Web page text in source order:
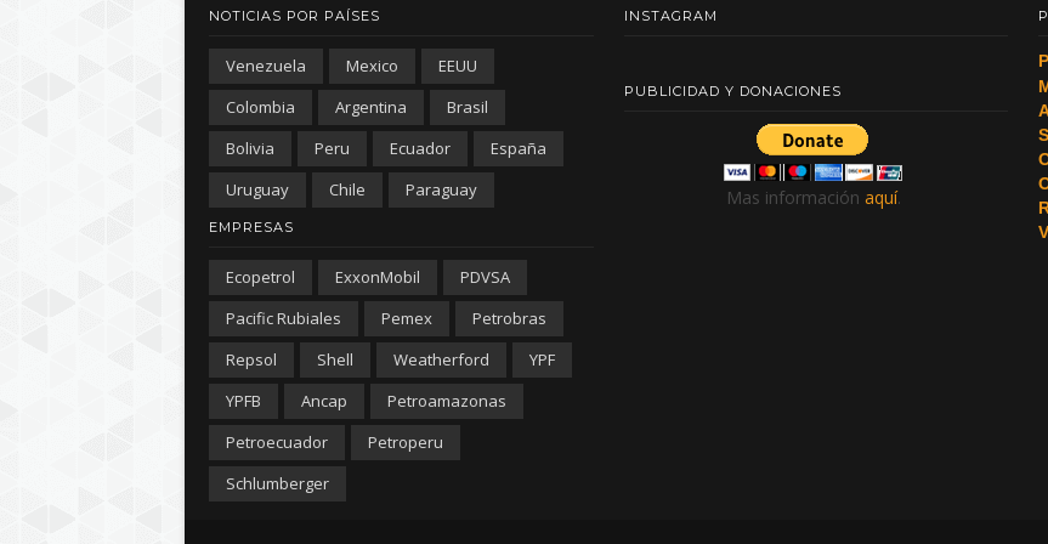
NOTICIAS POR PAÍSES
Venezuela Mexico
EEUU
Colombia
Argentina
Brasil
Bolivia
Peru Ecuador
España
Uruguay
Chile Paraguay
EMPRESAS
Ecopetrol ExxonMobil
PDVSA
Pacific Rubiales
Pemex
Petrobras
Repsol
Shell Weatherford
YPF
YPFB
Ancap
Petroamazonas
Petroecuador
Petroperu
Schlumberger
INSTAGRAM
PUBLICIDAD Y DONACIONES
Mas información aquí.